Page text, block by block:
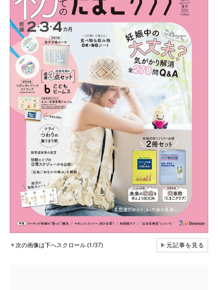
▼次の画像は下へスクロール (1/37) ▶元記事を見る